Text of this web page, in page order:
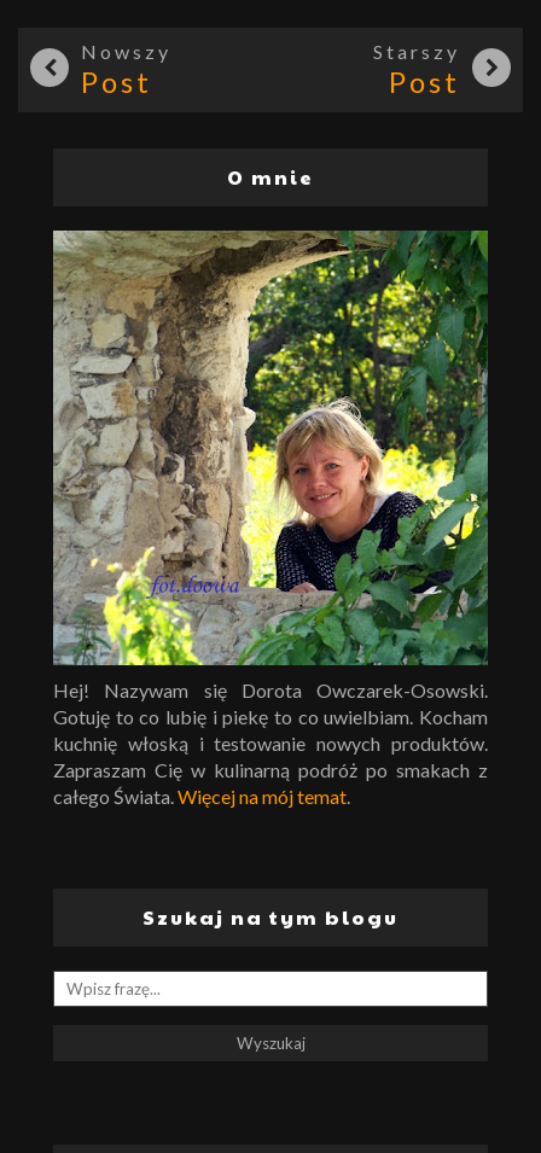
Nowszy
Post
Starszy
Post
O mnie
Hej! Nazywam się Dorota Owczarek-Osowski.
Gotuję to co lubię i piekę to co uwielbiam. Kocham
kuchnię włoską i testowanie nowych produktów.
Zapraszam Cię w kulinarną podróż po smakach z
całego Świata. Więcej na mój temat
Szukaj na tym blogu